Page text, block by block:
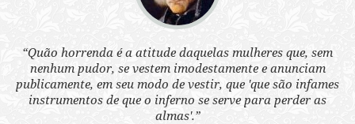
“Quão horrenda é a atitude daquelas mulheres que, sem
nenhum pudor, se vestem imodestamente e anunciam
publicamente, em seu modo de vestir, que 'que são infames
instrumentos de que o inferno se serve para perder as
almas'.”